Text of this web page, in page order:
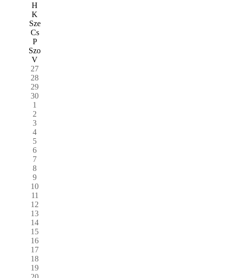
H
K
Sze
Cs
P
Szo
V
27
28
29
30
1
2
3
4
5
6
7
8
9
10
11
12
13
14
15
16
17
18
19